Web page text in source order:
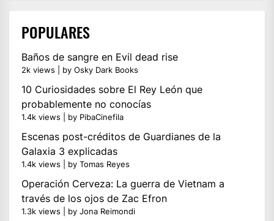
POPULARES
Baños de sangre en Evil dead rise
2k views by Osky Dark Books
10 Curiosidades sobre El Rey León que
probablemente no conocías
1.4k views by PibaCinefila
Escenas post-créditos de Guardianes de la
Galaxia 3 explicadas
1.4k views by Tomas Reyes
Operación Cerveza: La guerra de Vietnam a
través de los ojos de Zac Efron
1.3k views by Jona Reimondi